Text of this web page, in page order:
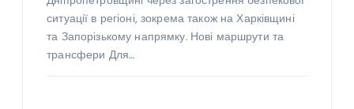
ситуації в регіоні, зокрема також на Харківщині
та Запорізькому напрямку. Нові маршрути та
трансфери Для…